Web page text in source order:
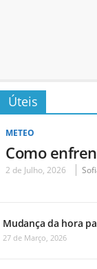
Úteis
METEO
Como
2 de Julho, 2026
Mudança da hora
27 de Março, 2026